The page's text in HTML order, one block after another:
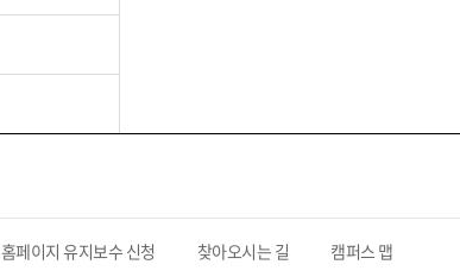
홈페이지 유지보수 신청 찾아오시는 길 캠퍼스 맵